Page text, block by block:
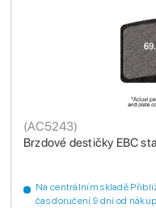
Brzdové destičky EBC
(AC5243)
Na centrálním skladě
čas doručení 9 dní od